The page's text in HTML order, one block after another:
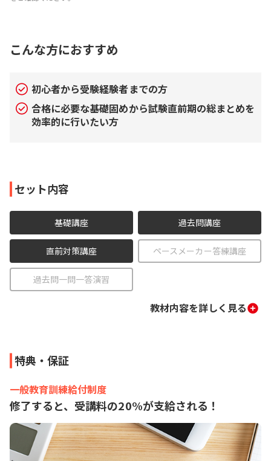
こんな方におすすめ
初心者から受験経験者までの方
合格に必要な基礎固めから試験直前期の総まとめを
効率的に行いたい方
セット内容
基礎講座 過去問講座
直前対策講座 ペースメーカー答練講座
過去問一問一答演習
教材内容を詳しく見る
特典・保証
一般教育訓練給付制度
修了すると、受講料の20%が支給される！